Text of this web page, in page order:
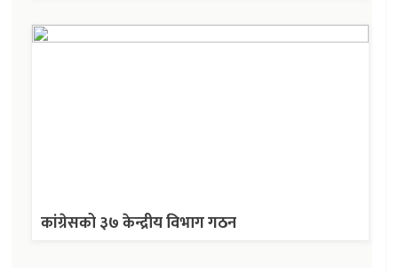
कांग्रेसको ३७ केन्द्रीय विभाग गठन